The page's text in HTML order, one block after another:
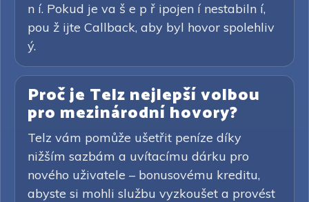
n í. Pokud je va š e p ř ipojen í nestabiln í,
pou ž ijte Callback, aby byl hovor spolehliv
ý.
Proč je Telz nejlepší volbou
pro mezinárodní hovory?
Telz vám pomůže ušetřit peníze díky
nižším sazbám a uvítacímu dárku pro
nového uživatele – bonusovému kreditu,
abyste si mohli službu vyzkoušet a provést